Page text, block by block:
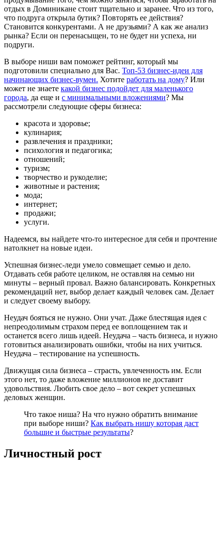
отдых в Доминикане стоит тщательно и заранее. Что из того,
что подруга открыла бутик? Повторять ее действия?
Становится конкурентами. А не друзьями? А как же анализ
рынка? Если он перенасыщен, то не будет ни успеха, ни
подруги.
В выборе ниши вам поможет рейтинг, который мы
подготовили специально для Вас. Топ-53 бизнес-идеи для
начинающих бизнес-вумен. Хотите работать на дому? Или
может не знаете какой бизнес подойдет для маленького
города, да еще и с минимальными вложениями? Мы
рассмотрели следующие сферы бизнеса:
красота и здоровье;
кулинария;
развлечения и праздники;
психология и педагогика;
отношений;
туризм;
творчество и рукоделие;
животные и растения;
мода;
интернет;
продажи;
услуги.
Надеемся, вы найдете что-то интересное для себя и прочтение
натолкнет на новые идеи.
Успешная бизнес-леди умело совмещает семью и дело.
Отдавать себя работе целиком, не оставляя на семью ни
минуты – верный провал. Важно балансировать. Конкретных
рекомендаций нет, выбор делает каждый человек сам. Делает
и следует своему выбору.
Неудач бояться не нужно. Они учат. Даже блестящая идея с
непреодолимым страхом перед ее воплощением так и
останется всего лишь идеей. Неудача – часть бизнеса, и нужно
готовиться анализировать ошибки, чтобы на них учиться.
Неудача – тестирование на успешность.
Движущая сила бизнеса – страсть, увлеченность им. Если
этого нет, то даже вложение миллионов не доставит
удовольствия. Любить свое дело – вот секрет успешных
деловых женщин.
Что такое ниша? На что нужно обратить внимание
при выборе ниши? Как выбрать нишу которая даст
большие и быстрые результаты?
Личностный рост